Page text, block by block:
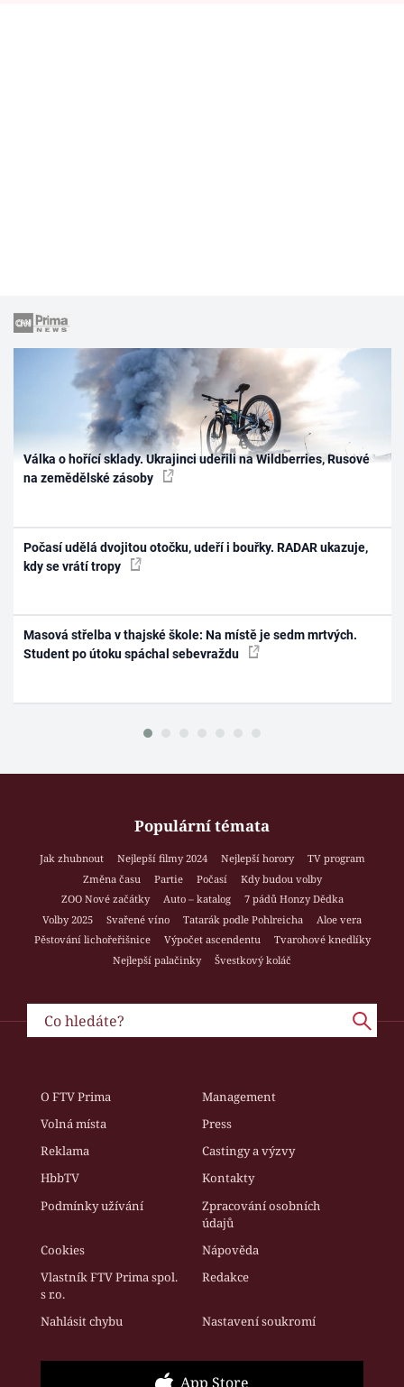
Válka o hořící sklady. Ukrajinci udeřili na Wildberries, Rusové
na zemědělské zásoby
Počasí udělá dvojitou otočku, udeří i bouřky. RADAR ukazuje,
kdy se vrátí tropy
Masová střelba v thajské škole: Na místě je sedm mrtvých.
Student po útoku spáchal sebevraždu
Populární témata
Jak zhubnout Nejlepší filmy 2024 Nejlepší horory
TV program
Změna času
Partie Počasí
Kdy budou volby
ZOO Nové začátky
Auto – katalog
7 pádů Honzy Dědka
Volby 2025
Svařené víno Tatarák podle Pohlreicha
Aloe vera
Pěstování lichořeřišnice
Výpočet ascendentu
Tvarohové knedlíky
Nejlepší palačinky
Švestkový koláč
O FTV Prima
Management
Volná místa
Press
Reklama
Castingy a výzvy
HbbTV
Kontakty
Podmínky užívání
Zpracování osobních
údajů
Cookies
Nápověda
Vlastník FTV Prima spol.
s r.o.
Redakce
Nahlásit chybu Nastavení soukromí
App Store